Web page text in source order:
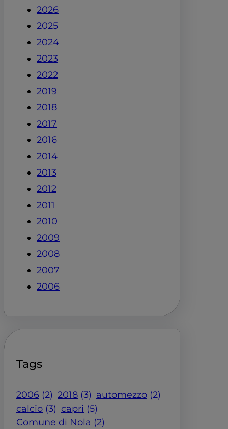
2026
2025
2024
2023
2022
2019
2018
2017
2016
2014
2013
2012
2011
2010
2009
2008
2007
2006
Tags
2006 (2) 2018 (3) automezzo (2)
calcio (3) capri (5)
Comune di Nola (2)